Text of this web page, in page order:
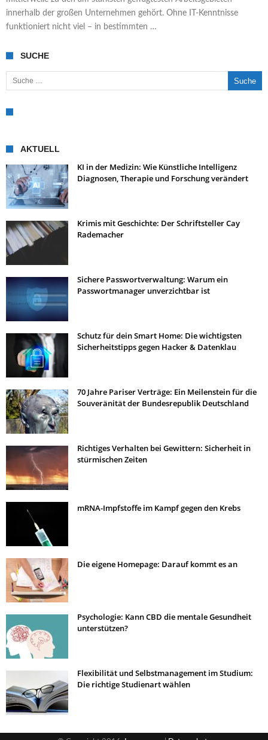
innerhalb der großen Unternehmen gehört. Ohne IT-Kenntnisse
funktioniert nicht viel – in bestimmten …
SUCHE
Suche nach:
AKTUELL
KI in der Medizin: Wie Künstliche Intelligenz
Diagnosen, Therapie und Forschung verändert
Krimis mit Geschichte: Der Schriftsteller Cay
Rademacher
Sichere Passwortverwaltung: Warum ein
Passwortmanager unverzichtbar ist
Schutz für dein Smart Home: Die wichtigsten
Sicherheitstipps gegen Hacker & Datenklau
70 Jahre Pariser Verträge: Ein Meilenstein für die
Souveränität der Bundesrepublik Deutschland
Richtiges Verhalten bei Gewittern: Sicherheit in
stürmischen Zeiten
mRNA-Impfstoffe im Kampf gegen den Krebs
Die eigene Homepage: Darauf kommt es an
Psychologie: Kann CBD die mentale Gesundheit
unterstützen?
Flexibilität und Selbstmanagement im Studium:
Die richtige Studienart wählen